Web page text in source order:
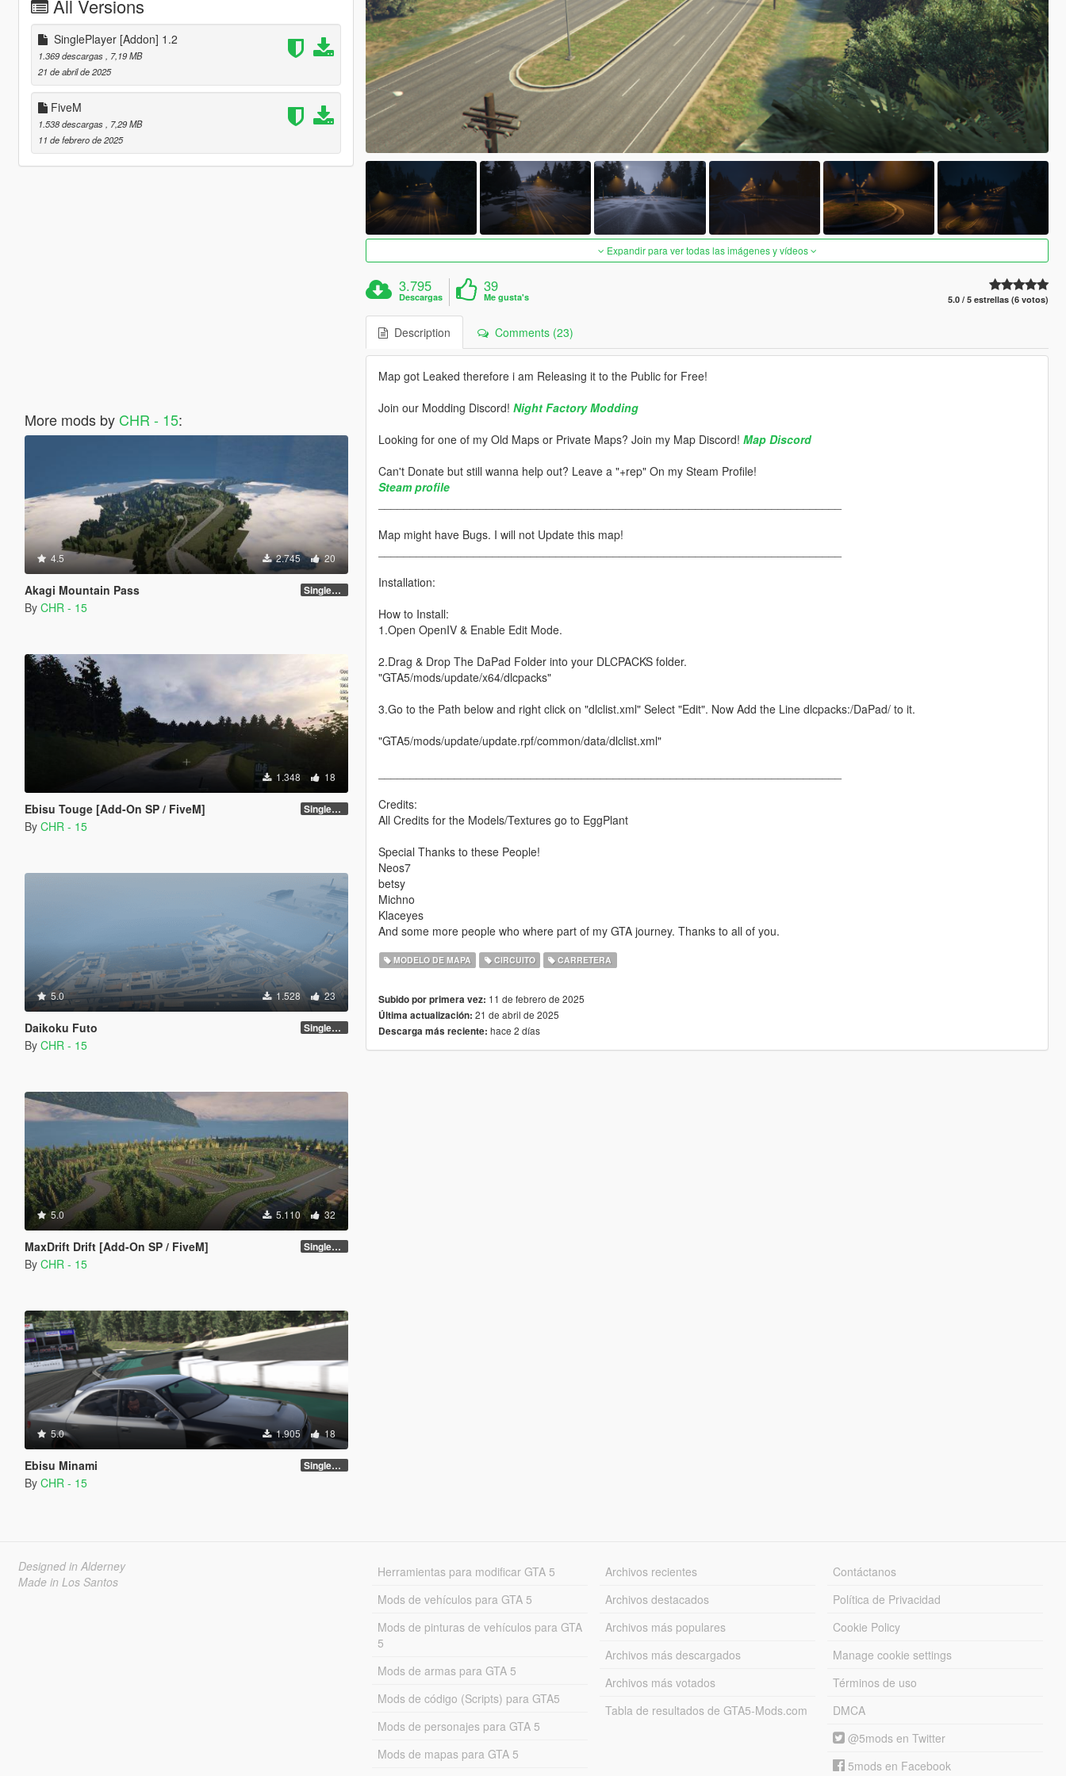
All Versions
SinglePlayer [Addon] 1.2
1.369 descargas
, 7,19 MB
21 de abril de 2025
FiveM
1.538 descargas
, 7,29 MB
11 de febrero de 2025
More mods by CHR - 15:
4.5 2.745 20
Akagi Mountain Pass SinglePlayer [Addon] 1.0
By CHR - 15
1.348 18
Ebisu Touge [Add-On SP / FiveM] SinglePlayer [Addon] 1.0
By CHR - 15
5.0 1.528 23
Daikoku Futo SinglePlayer [Addon] 1.1
By CHR - 15
5.0 5.110 32
MaxDrift Drift [Add-On SP / FiveM] SinglePlayer [Addon] 1.1
By CHR - 15
5.0 1.905 18
Ebisu Minami SinglePlayer [Addon]
By CHR - 15
Expandir para ver todas las imágenes y vídeos
3.795
Descargas
39
Me gusta's 5.0 / 5 estrellas (6 votos)
Description Comments (23)
Map got Leaked therefore i am Releasing it to the Public for Free!
Join our Modding Discord! Night Factory Modding
Looking for one of my Old Maps or Private Maps? Join my Map Discord! Map Discord
Can't Donate but still wanna help out? Leave a "+rep" On my Steam Profile!
Steam profile
Map might have Bugs. I will not Update this map!
Installation:
How to Install:
1.Open OpenIV & Enable Edit Mode.
2.Drag & Drop The DaPad Folder into your DLCPACKS folder.
"GTA5/mods/update/x64/dlcpacks"
3.Go to the Path below and right click on "dlclist.xml" Select "Edit". Now Add the Line dlcpacks:/DaPad/ to it.
"GTA5/mods/update/update.rpf/common/data/dlclist.xml"
Credits:
All Credits for the Models/Textures go to EggPlant
Special Thanks to these People!
Neos7
betsy
Michno
Klaceyes
And some more people who where part of my GTA journey. Thanks to all of you.
MODELO DE MAPA CIRCUITO CARRETERA
Subido por primera vez: 11 de febrero de 2025
Última actualización: 21 de abril de 2025
Descarga más reciente: hace 2 días
Designed in Alderney
Made in Los Santos
Herramientas para modificar GTA 5
Mods de vehículos para GTA 5
Mods de pinturas de vehículos para GTA
5
Mods de armas para GTA 5
Mods de código (Scripts) para GTA5
Mods de personajes para GTA 5
Mods de mapas para GTA 5
Archivos recientes
Archivos destacados
Archivos más populares
Archivos más descargados
Archivos más votados
Tabla de resultados de GTA5-Mods.com
Contáctanos
Política de Privacidad
Cookie Policy
Manage cookie settings
Términos de uso
DMCA
@5mods en Twitter
5mods en Facebook